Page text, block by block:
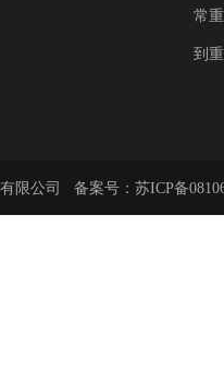
常
到
限公司 备案号： 苏ICP备